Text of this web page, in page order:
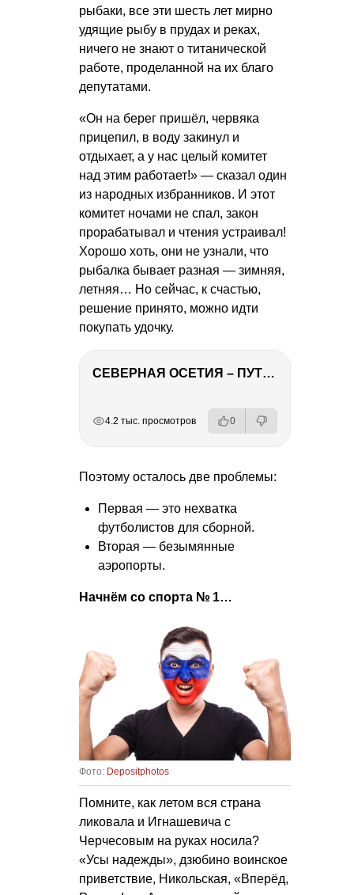
рыбаки, все эти шесть лет мирно
удящие рыбу в прудах и реках,
ничего не знают о титанической
работе, проделанной на их благо
депутатами.
«Он на берег пришёл, червяка
прицепил, в воду закинул и
отдыхает, а у нас целый комитет
над этим работает!» — сказал один
из народных избранников. И этот
комитет ночами не спал, закон
прорабатывал и чтения устраивал!
Хорошо хоть, они не узнали, что
рыбалка бывает разная — зимняя,
летняя… Но сейчас, к счастью,
решение принято, можно идти
покупать удочку.
СЕВЕРНАЯ ОСЕТИЯ – ПУТЕШЕСТВИЕ НА КАВКАЗ часть 4
4.2 тыс. просмотров 0
Поэтому осталось две проблемы:
Первая — это нехватка
футболистов для сборной.
Вторая — безымянные
аэропорты.
Начнём со спорта № 1…
Фото: Depositphotos
Помните, как летом вся страна
ликовала и Игнашевича с
Черчесовым на руках носила?
«Усы надежды», дзюбино воинское
приветствие, Никольская, «Вперёд,